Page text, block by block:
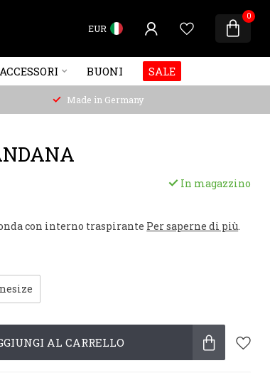
EUR
0
ACCESSORI BUONI SALE
Made in Germany
In magazzino
con interno traspirante Per saperne di più.
AL CARRELLO